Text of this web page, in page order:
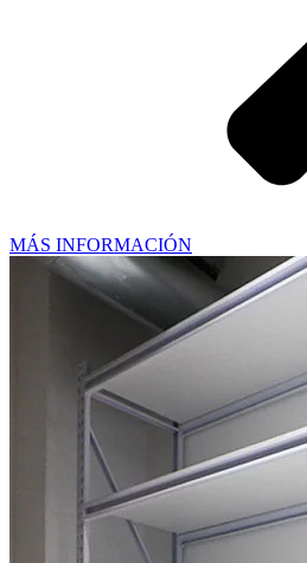
MÁS INFORMACIÓN